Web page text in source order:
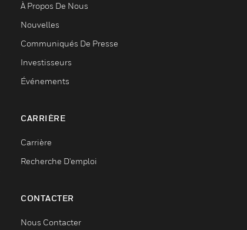
À Propos De Nous
Nouvelles
Communiqués De Presse
Investisseurs
Événements
CARRIÈRE
Carrière
Recherche D'emploi
CONTACTER
Nous Contacter